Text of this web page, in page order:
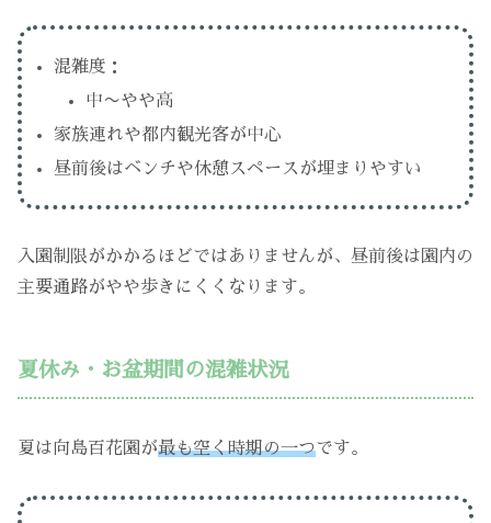
混雑度：
中〜やや高
家族連れや都内観光客が中心
昼前後はベンチや休憩スペースが埋まりやすい
入園制限がかかるほどではありませんが、昼前後は園内の
主要通路がやや歩きにくくなります。
夏休み・お盆期間の混雑状況
夏は向島百花園が最も空く時期の一つです。